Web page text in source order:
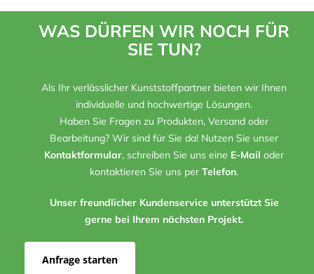
WAS DÜRFEN WIR NOCH FÜR
SIE TUN?
Als Ihr verlässlicher Kunststoffpartner bieten wir Ihnen
individuelle und hochwertige Lösungen.
Haben Sie Fragen zu Produkten, Versand oder
Bearbeitung? Wir sind für Sie da! Nutzen Sie unser
Kontaktformular, schreiben Sie uns eine E-Mail oder
kontaktieren Sie uns per Telefon.
Unser freundlicher Kundenservice unterstützt Sie
gerne bei Ihrem nächsten Projekt.
Anfrage starten